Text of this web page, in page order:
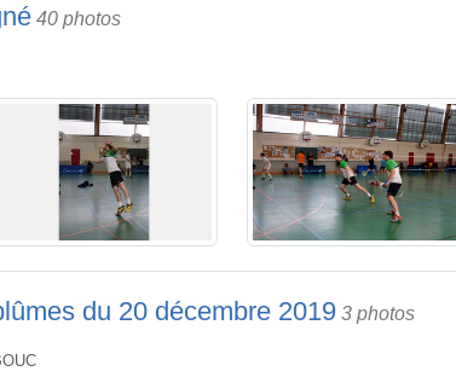
40 photos
du 20 décembre 2019 3 photos